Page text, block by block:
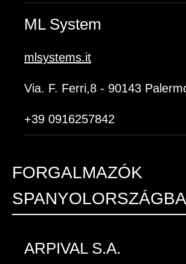
ML System
mlsystems.it
Via. F. Ferri,8 - 90143
+39 0916257842
FORGALMAZÓK
ARPIVAL S.A.